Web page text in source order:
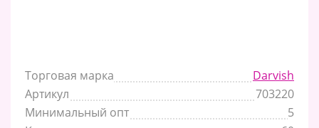
Торговая марка
Darvish
Артикул
703220
Минимальный опт
5